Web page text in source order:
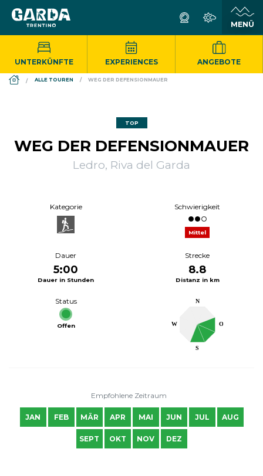
UNTERKÜNFTE EXPERIENCES ANGEBOTE
DS_BREADCRUMB.HOME
ALLE TOUREN WEG DER DEFENSIONMAUER
TOP
WEG DER DEFENSIONMAUER
Ledro, Riva del Garda
Kategorie Schwierigkeit
Mittel
Dauer
5:00
Dauer in Stunden
Strecke
8.8
Distanz in km
Status
Offen W
S
O
N
Empfohlene Zeitraum
JAN FEB MÄR APR MAI JUN JUL AUG
SEPT OKT NOV DEZ